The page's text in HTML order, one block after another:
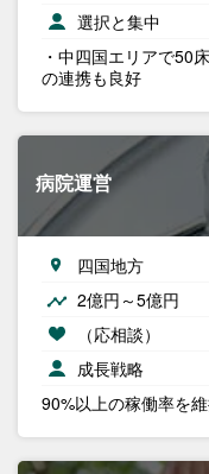
選択と集中
・中四国エリアで50
の連携も良好
病院運営
四国地方
2億円～5億円
（応相談）
成長戦略
90%以上の稼働率を